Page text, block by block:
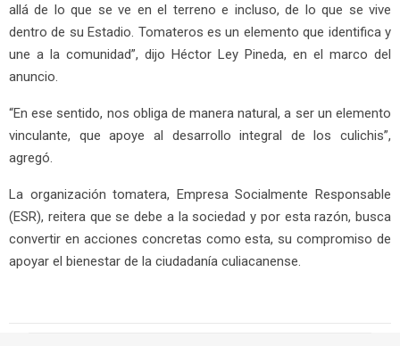
allá de lo que se ve en el terreno e incluso, de lo que se vive
dentro de su Estadio. Tomateros es un elemento que identifica y
une a la comunidad”, dijo Héctor Ley Pineda, en el marco del
anuncio.
“En ese sentido, nos obliga de manera natural, a ser un elemento
vinculante, que apoye al desarrollo integral de los culichis”,
agregó.
La organización tomatera, Empresa Socialmente Responsable
(ESR), reitera que se debe a la sociedad y por esta razón, busca
convertir en acciones concretas como esta, su compromiso de
apoyar el bienestar de la ciudadanía culiacanense.